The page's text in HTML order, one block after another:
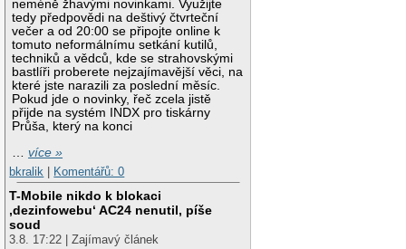
neméně žhavými novinkami. Využijte
tedy předpovědi na deštivý čtvrteční
večer a od 20:00 se připojte online k
tomuto neformálnímu setkání kutilů,
techniků a vědců, kde se strahovskými
bastlíři proberete nejzajímavější věci, na
které jste narazili za poslední měsíc.
Pokud jde o novinky, řeč zcela jistě
přijde na systém INDX pro tiskárny
Průša, který na konci
…více »
bkralik
Komentářů: 0
T-Mobile nikdo k blokaci
‚dezinfowebu‘ AC24 nenutil, píše
soud
3.8. 17:22 | Zajímavý článek